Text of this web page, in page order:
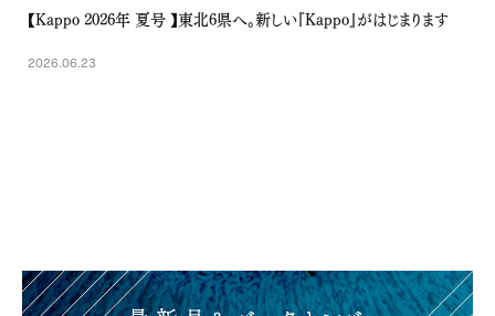
【Kappo 2026年 夏号 】東北6県へ。新しい『Kappo』がはじまります
2026.06.23